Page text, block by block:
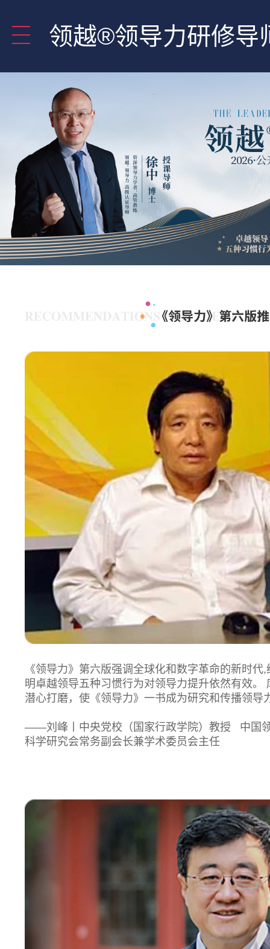
领越®领导力研修导
《领导力》第六版强调全球化和数字革命的新时
明卓越领导五种习惯行为对领导力提升依然有效。
潜心打磨，使《领导力》一书成为研究和传播领导
——刘峰丨中央党校（国家行政学院）教授 中国
科学研究会常务副会长兼学术委员会主任